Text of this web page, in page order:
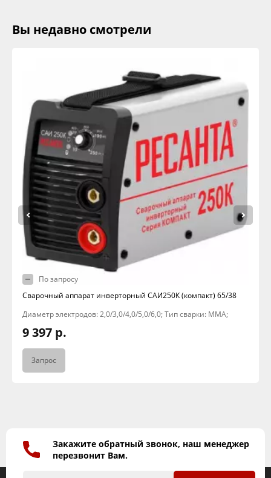
Вы недавно смотрели
По запросу
Сварочный аппарат инверторный САИ250К (компакт) 65/38
Диаметр электродов: 2,0/3,0/4,0/5,0/6,0; Тип сварки: MMA;
9 397 р.
Запрос
Закажите обратный звонок, наш менеджер
перезвонит Вам.